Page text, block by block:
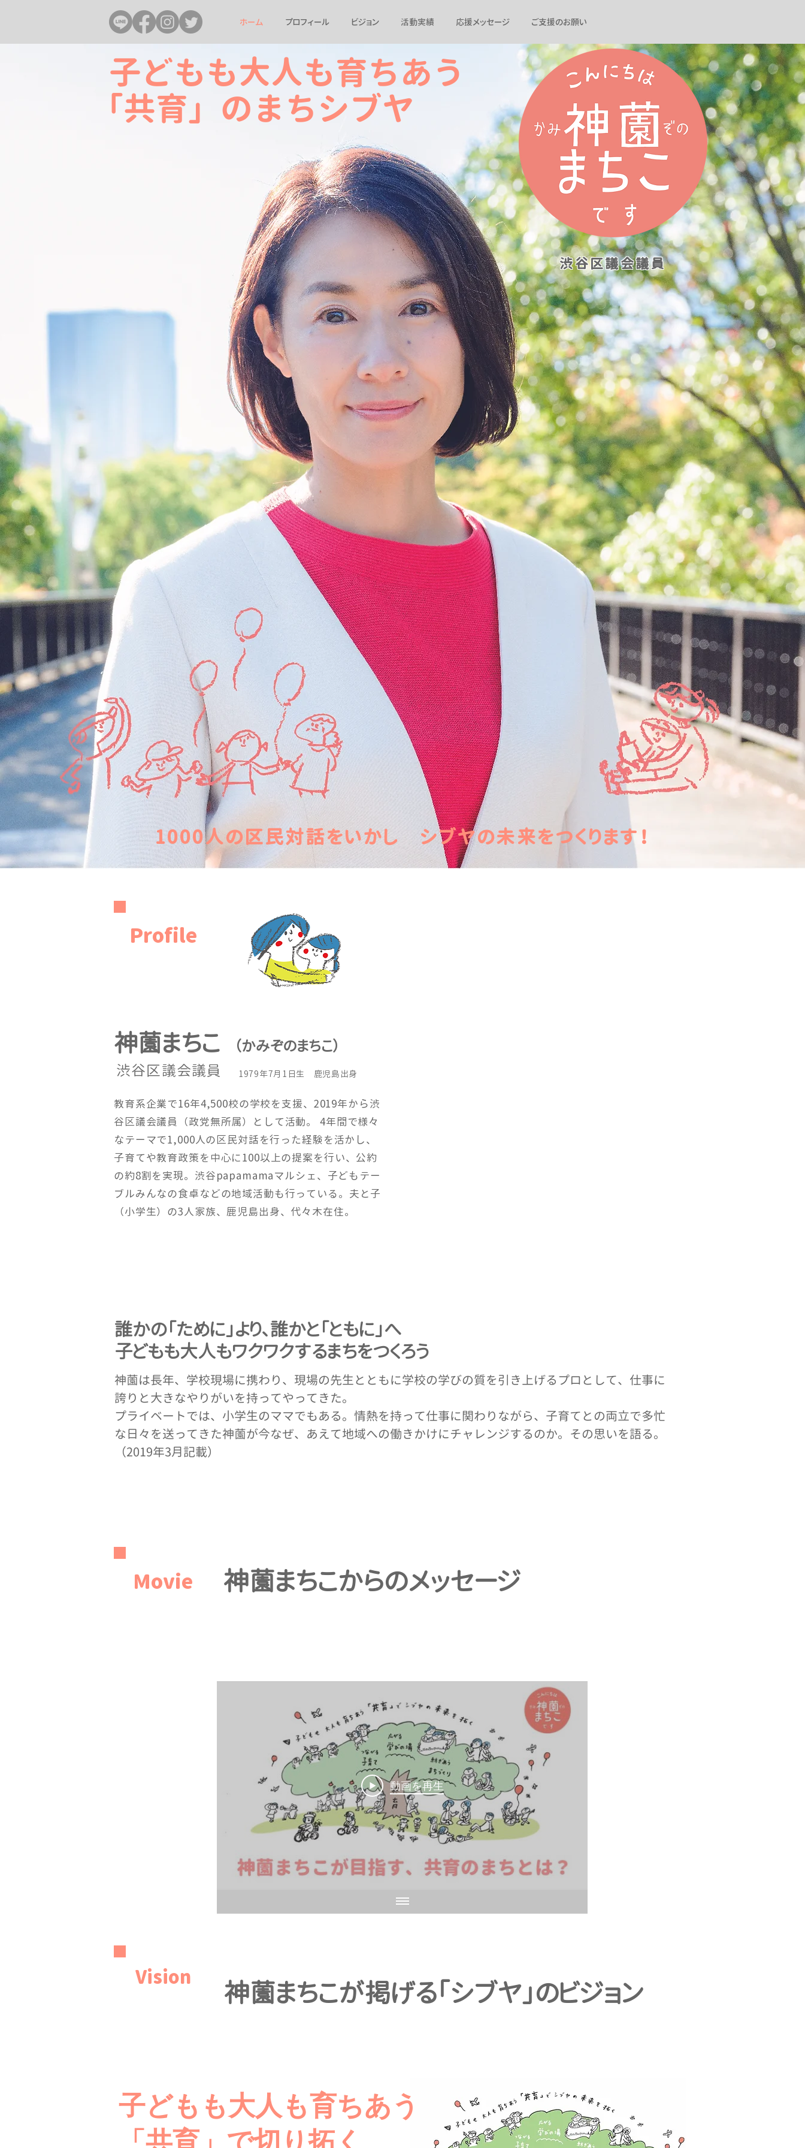
ホーム プロフィール ビジョン 活動実績 応援メッセージ ご支援のお願い
子どもも大人も育ちあう
「共育」のまちシブヤ
渋谷区議会議員
1000人の区民対話をいかし シブヤの未来をつくります！
Profile
神薗まちこ （​かみぞのまちこ）
1979年7月1日生 鹿児島出身
​渋谷区議会議員
教育系企業で16年4,500校の学校を支援、2019年から渋
谷区議会議員（政党無所属）として活動。 4年間で様々
なテーマで1,000人の区民対話を行った経験を活かし、
子育てや教育政策を中心に100以上の提案を行い、公約
の約8割を実現。渋谷papamamaマルシェ、子どもテー
ブルみんなの食卓などの地域活動も行っている。夫と子
（小学生）の3人家族、鹿児島出身、代々木在住。
誰かの「ために」より、誰かと「ともに」へ
​子どもも大人もワクワクするまちをつくろう
神薗は⻑年、学校現場に携わり、現場の先生とともに学校の学びの質を引き上げるプロとして、仕事に
誇りと大きなやりがいを持ってやってきた。
プライベートでは、小学生のママでもある。情熱を持って仕事に関わりながら、子育てとの両立で多忙
な日々を送ってきた神薗が今なぜ、あえて地域への働きかけにチャレンジするのか。その思いを語る。
​（2019年3月記載）
Movie 神薗まちこからのメッセージ
動画を再生
Vision 神薗まちこが掲げる「シブヤ」のビジョン
子どもも大人も育ちあう
「共育」で切り拓く